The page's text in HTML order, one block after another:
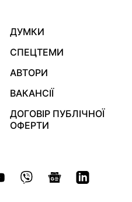
ДУМКИ
СПЕЦТЕМИ
АВТОРИ
ВАКАНСІЇ
ДОГОВІР ПУБЛІЧНОЇ
ОФЕРТИ